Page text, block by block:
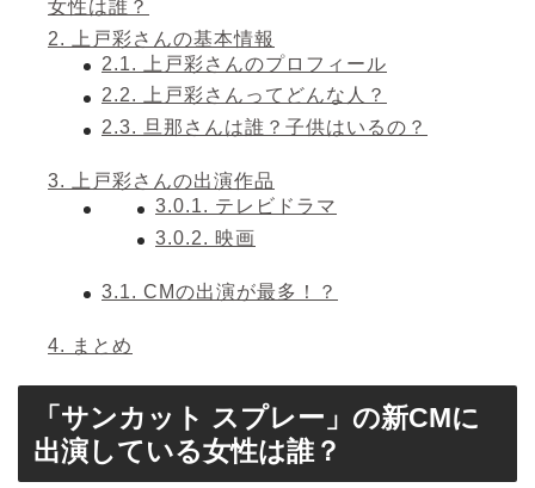
女性は誰？
2.
上戸彩さんの基本情報
2.1.
上戸彩さんのプロフィール
2.2.
上戸彩さんってどんな人？
2.3. 旦那さんは誰？子供はいるの？
3.
上戸彩さんの出演作品
3.0.1. テレビドラマ
3.0.2. 映画
3.1. CMの出演が最多！？
4. まとめ
「サンカット スプレー」の新CMに
出演している女性は誰？